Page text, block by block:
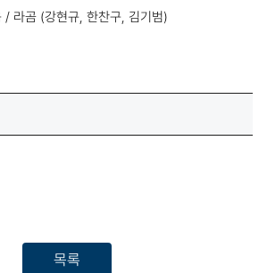
라곰 (강현규, 한찬구, 김기범)
목록